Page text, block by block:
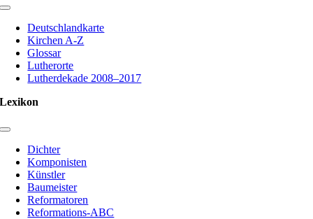
Toggle
NavigationDeutschlandkarte
Kirchen A-Z
Glossar
Lutherorte
Lutherdekade 2008–2017
Lexikon
Toggle
Navigation
Dichter
Komponisten
Künstler
Baumeister
Reformatoren
Reformations-ABC